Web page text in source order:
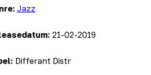
Jazz
21-02-2019
Differant Distr